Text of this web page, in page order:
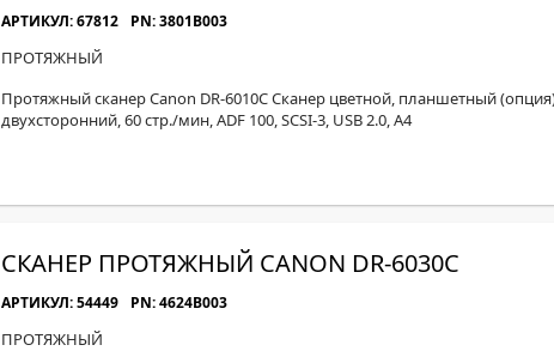
АРТИКУЛ: 67812 PN: 3801B003
ПРОТЯЖНЫЙ
Протяжный сканер Canon DR-6010C Сканер цветной, планшетный
двухсторонний, 60 стр./мин, ADF 100, SCSI-3, USB 2.0, A4
СКАНЕР ПРОТЯЖНЫЙ CANON DR-6030С
АРТИКУЛ: 54449 PN: 4624B003
ПРОТЯЖНЫЙ